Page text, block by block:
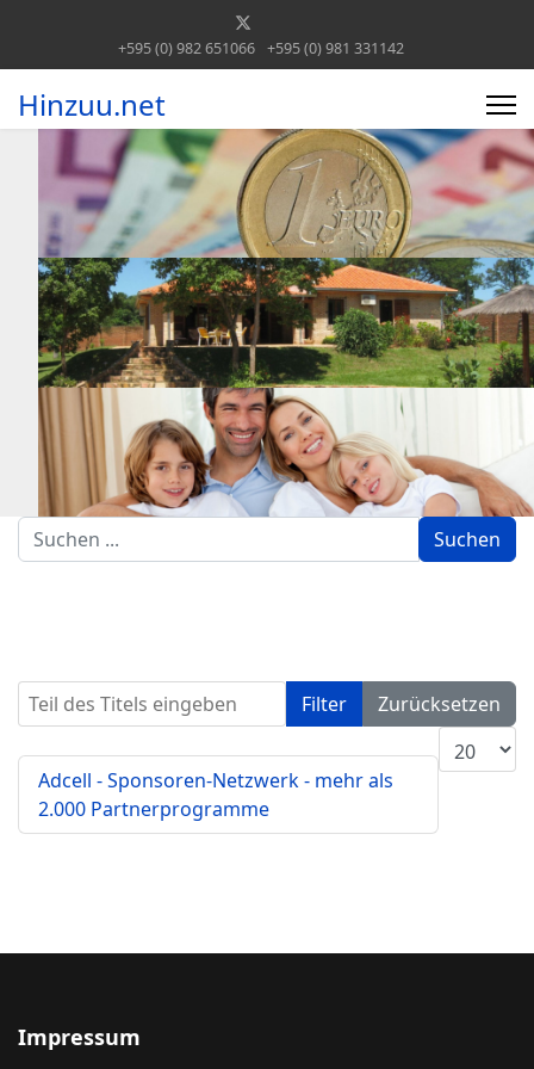
+595 (0) 982 651066 +595 (0) 981 331142
Hinzuu.net
Suchen
...
Suchen
Teil des Titels eingeben Filter
Zurücksetzen
Anzeige #
Adcell - Sponsoren-Netzwerk - mehr als
2.000 Partnerprogramme
Impressum